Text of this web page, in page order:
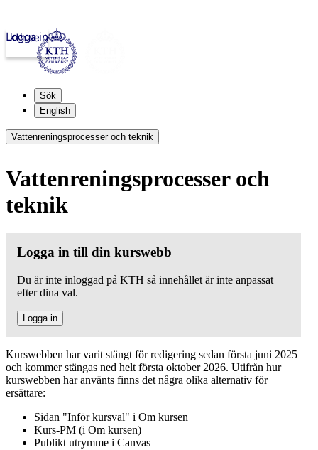
kth.se
Logga in
Sök
English
Vattenreningsprocesser och teknik
Vattenreningsprocesser och
teknik
Logga in till din kurswebb
Du är inte inloggad på KTH så innehållet är inte anpassat
efter dina val.
Logga in
Kurswebben har varit stängt för redigering sedan första juni 2025
och kommer stängas ned helt första oktober 2026. Utifrån hur
kurswebben har använts finns det några olika alternativ för
ersättare:
Sidan "Inför kursval" i Om kursen
Kurs-PM (i Om kursen)
Publikt utrymme i Canvas